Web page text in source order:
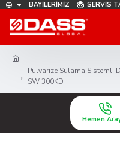
BAYILERIMIZ SERVIS
Pulvarize Sulama Sistemli
SW 300KD
Hemen